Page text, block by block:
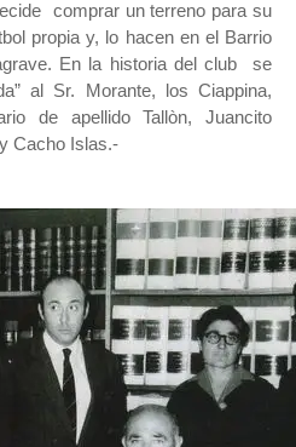
comprar un terreno para su
propia y, lo hacen en el Barrio
En la historia del club se
al Sr. Morante, los Ciappina,
de apellido Tallòn, Juancito
Cacho Islas.-